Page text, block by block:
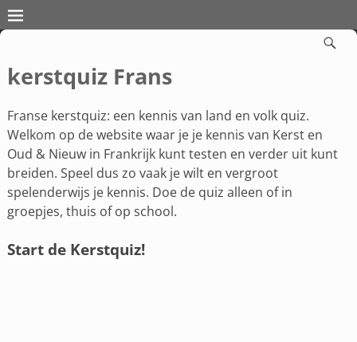
kerstquiz Frans
Franse kerstquiz: een kennis van land en volk quiz.
Welkom op de website waar je je kennis van Kerst en
Oud & Nieuw in Frankrijk kunt testen en verder uit kunt
breiden. Speel dus zo vaak je wilt en vergroot
spelenderwijs je kennis. Doe de quiz alleen of in
groepjes, thuis of op school.
Start de Kerstquiz!